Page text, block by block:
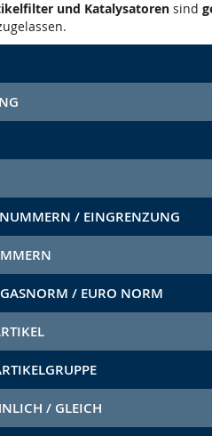
und Katalysatoren sind
/ EINGRENZUNG
/ EURO NORM
/ GLEICH